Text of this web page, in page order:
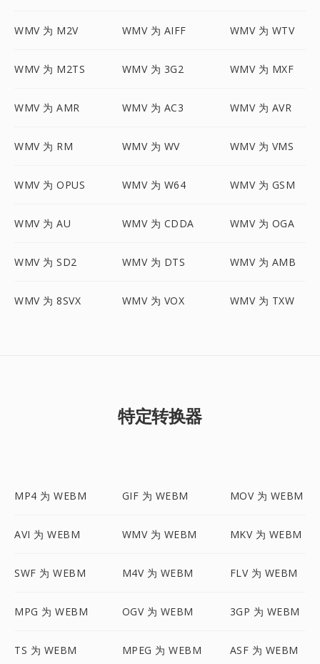
WMV 为 M2V WMV 为 AIFF WMV 为 WTV
WMV 为 M2TS WMV 为 3G2 WMV 为 MXF
WMV 为 AMR WMV 为 AC3 WMV 为 AVR
WMV 为 RM WMV 为 WV WMV 为 VMS
WMV 为 OPUS WMV 为 W64 WMV 为 GSM
WMV 为 AU WMV 为 CDDA WMV 为 OGA
WMV 为 SD2 WMV 为 DTS WMV 为 AMB
WMV 为 8SVX WMV 为 VOX WMV 为 TXW
特定转换器
MP4 为 WEBM GIF 为 WEBM MOV 为 WEBM
AVI 为 WEBM WMV 为 WEBM MKV 为 WEBM
SWF 为 WEBM M4V 为 WEBM FLV 为 WEBM
MPG 为 WEBM OGV 为 WEBM 3GP 为 WEBM
TS 为 WEBM MPEG 为 WEBM ASF 为 WEBM